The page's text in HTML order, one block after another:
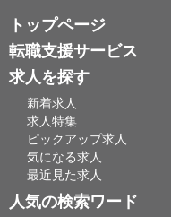
トップページ
転職支援サービス
求人を探す
新着求人
求人特集
ピックアップ求人
気になる求人
最近見た求人
人気の検索ワード